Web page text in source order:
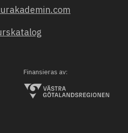
Finansieras av: